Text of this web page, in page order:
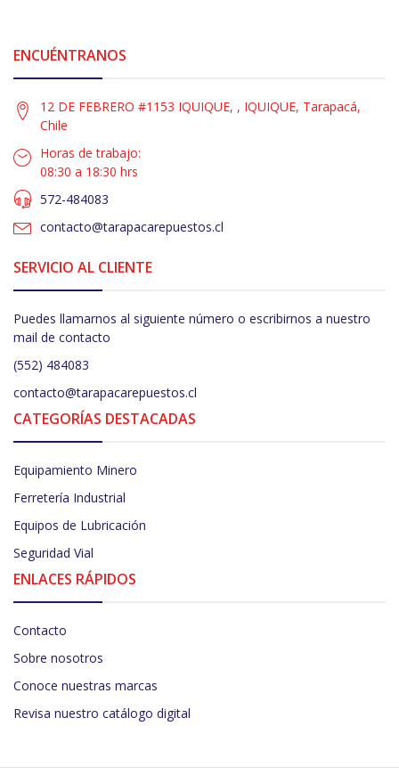
ENCUÉNTRANOS
12 DE FEBRERO #1153 IQUIQUE, , IQUIQUE, Tarapacá,
Chile
Horas de trabajo:
08:30 a 18:30 hrs
572-484083
contacto@tarapacarepuestos.cl
SERVICIO AL CLIENTE
Puedes llamarnos al siguiente número o escribirnos a nuestro
mail de contacto
(552) 484083
contacto@tarapacarepuestos.cl
CATEGORÍAS DESTACADAS
Equipamiento Minero
Ferretería Industrial
Equipos de Lubricación
Seguridad Vial
ENLACES RÁPIDOS
Contacto
Sobre nosotros
Conoce nuestras marcas
Revisa nuestro catálogo digital